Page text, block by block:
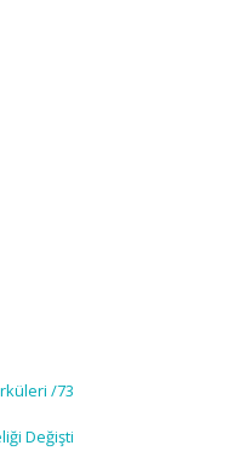
/73
Değişti